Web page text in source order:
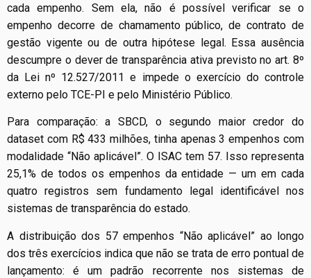
cada empenho. Sem ela, não é possível verificar se o
empenho decorre de chamamento público, de contrato de
gestão vigente ou de outra hipótese legal. Essa ausência
descumpre o dever de transparência ativa previsto no art. 8º
da Lei nº 12.527/2011 e impede o exercício do controle
externo pelo TCE-PI e pelo Ministério Público.
Para comparação: a SBCD, o segundo maior credor do
dataset com R$ 433 milhões, tinha apenas 3 empenhos com
modalidade “Não aplicável”. O ISAC tem 57. Isso representa
25,1% de todos os empenhos da entidade — um em cada
quatro registros sem fundamento legal identificável nos
sistemas de transparência do estado.
A distribuição dos 57 empenhos “Não aplicável” ao longo
dos três exercícios indica que não se trata de erro pontual de
lançamento: é um padrão recorrente nos sistemas de